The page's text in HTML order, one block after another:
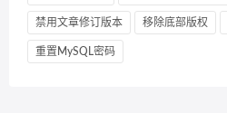
禁用文章修订版本 移除底部版权
重置MySQL密码